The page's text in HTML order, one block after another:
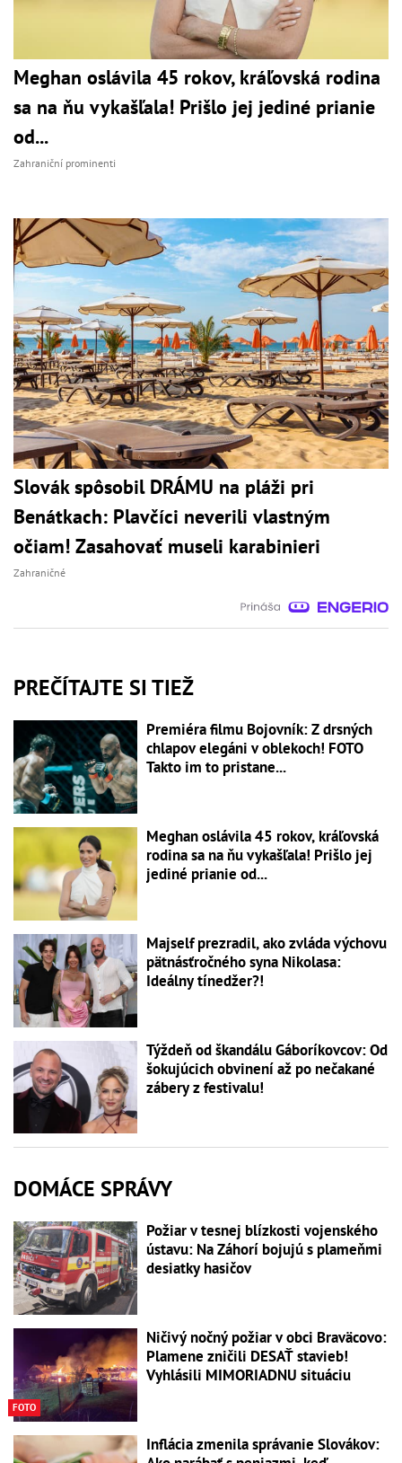
Meghan oslávila 45 rokov, kráľovská rodina
sa na ňu vykašľala! Prišlo jej jediné prianie
od...
Zahraniční prominenti
Slovák spôsobil DRÁMU na pláži pri
Benátkach: Plavčíci neverili vlastným
očiam! Zasahovať museli karabinieri
Zahraničné
PREČÍTAJTE SI TIEŽ
Premiéra filmu Bojovník: Z drsných
chlapov elegáni v oblekoch! FOTO
Takto im to pristane...
Meghan oslávila 45 rokov, kráľovská
rodina sa na ňu vykašľala! Prišlo jej
jediné prianie od...
Majself prezradil, ako zvláda výchovu
pätnásťročného syna Nikolasa:
Ideálny tínedžer?!
Týždeň od škandálu Gáboríkovcov: Od
šokujúcich obvinení až po nečakané
zábery z festivalu!
DOMÁCE SPRÁVY
Požiar v tesnej blízkosti vojenského
ústavu: Na Záhorí bojujú s plameňmi
desiatky hasičov
FOTO
Ničivý nočný požiar v obci Braväcovo:
Plamene zničili DESAŤ stavieb!
Vyhlásili MIMORIADNU situáciu
Inflácia zmenila správanie Slovákov: